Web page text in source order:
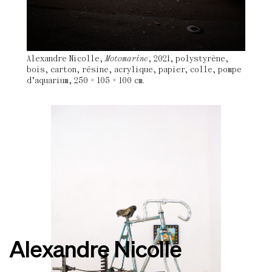
Alexandre Nicolle
Alexandre Nicolle,Motomarine, 2021, polystyrène,
bois, carton, résine, acrylique, papier, colle, pompe
d’aquarium, 250 × 105 × 100 cm.